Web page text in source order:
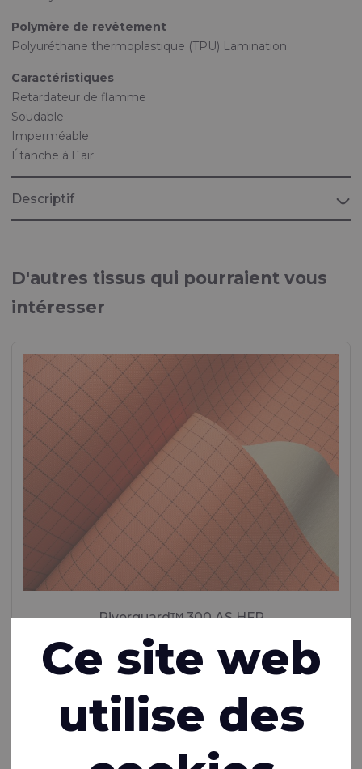
Polymère de revêtement
Polyuréthane thermoplastique (TPU) Lamination
Caractéristiques
Retardateur de flamme
Soudable
Imperméable
Étanche à l´air
Descriptif
D'autres tissus qui pourraient vous
intéresser
Riverguard™ 300 AS HFR
Tissu ignifuge, antistatique, respirant et imperméable à
3 couches en polyester (98%)/carbone (2%) avec
résistant à la flamme
98 % Polyester FR Dtex / AS Yarn % 2 Dtex, Polyuréthane (PU)
Enduction, 350 g/m²
Ce site web
utilise des